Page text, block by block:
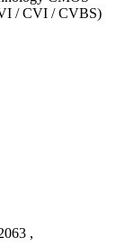
/ CVI / CVBS)
,